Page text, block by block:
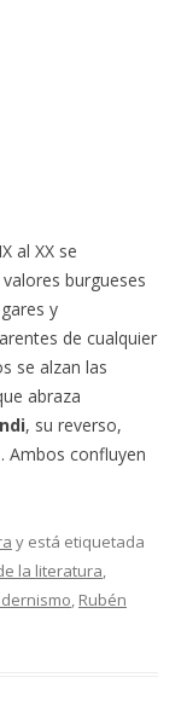
al XX se
burgueses
y
de cualquier
se alzan las
abraza
, su reverso,
Ambos confluyen
y está etiquetada
la literatura,
, Rubén